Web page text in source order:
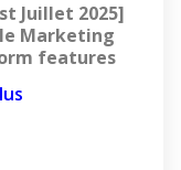
Juillet 2025]
Marketing
features